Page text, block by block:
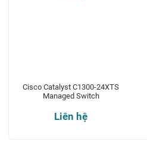
Cisco Catalyst C1300-24XTS
Managed Switch
Liên hệ